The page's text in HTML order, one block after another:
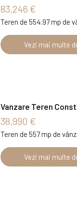
83,246 €
Teren de 554.97 mp de
Vezi mai multe
Vanzare Teren
38,990 €
Teren de 557 mp de
Vezi mai multe